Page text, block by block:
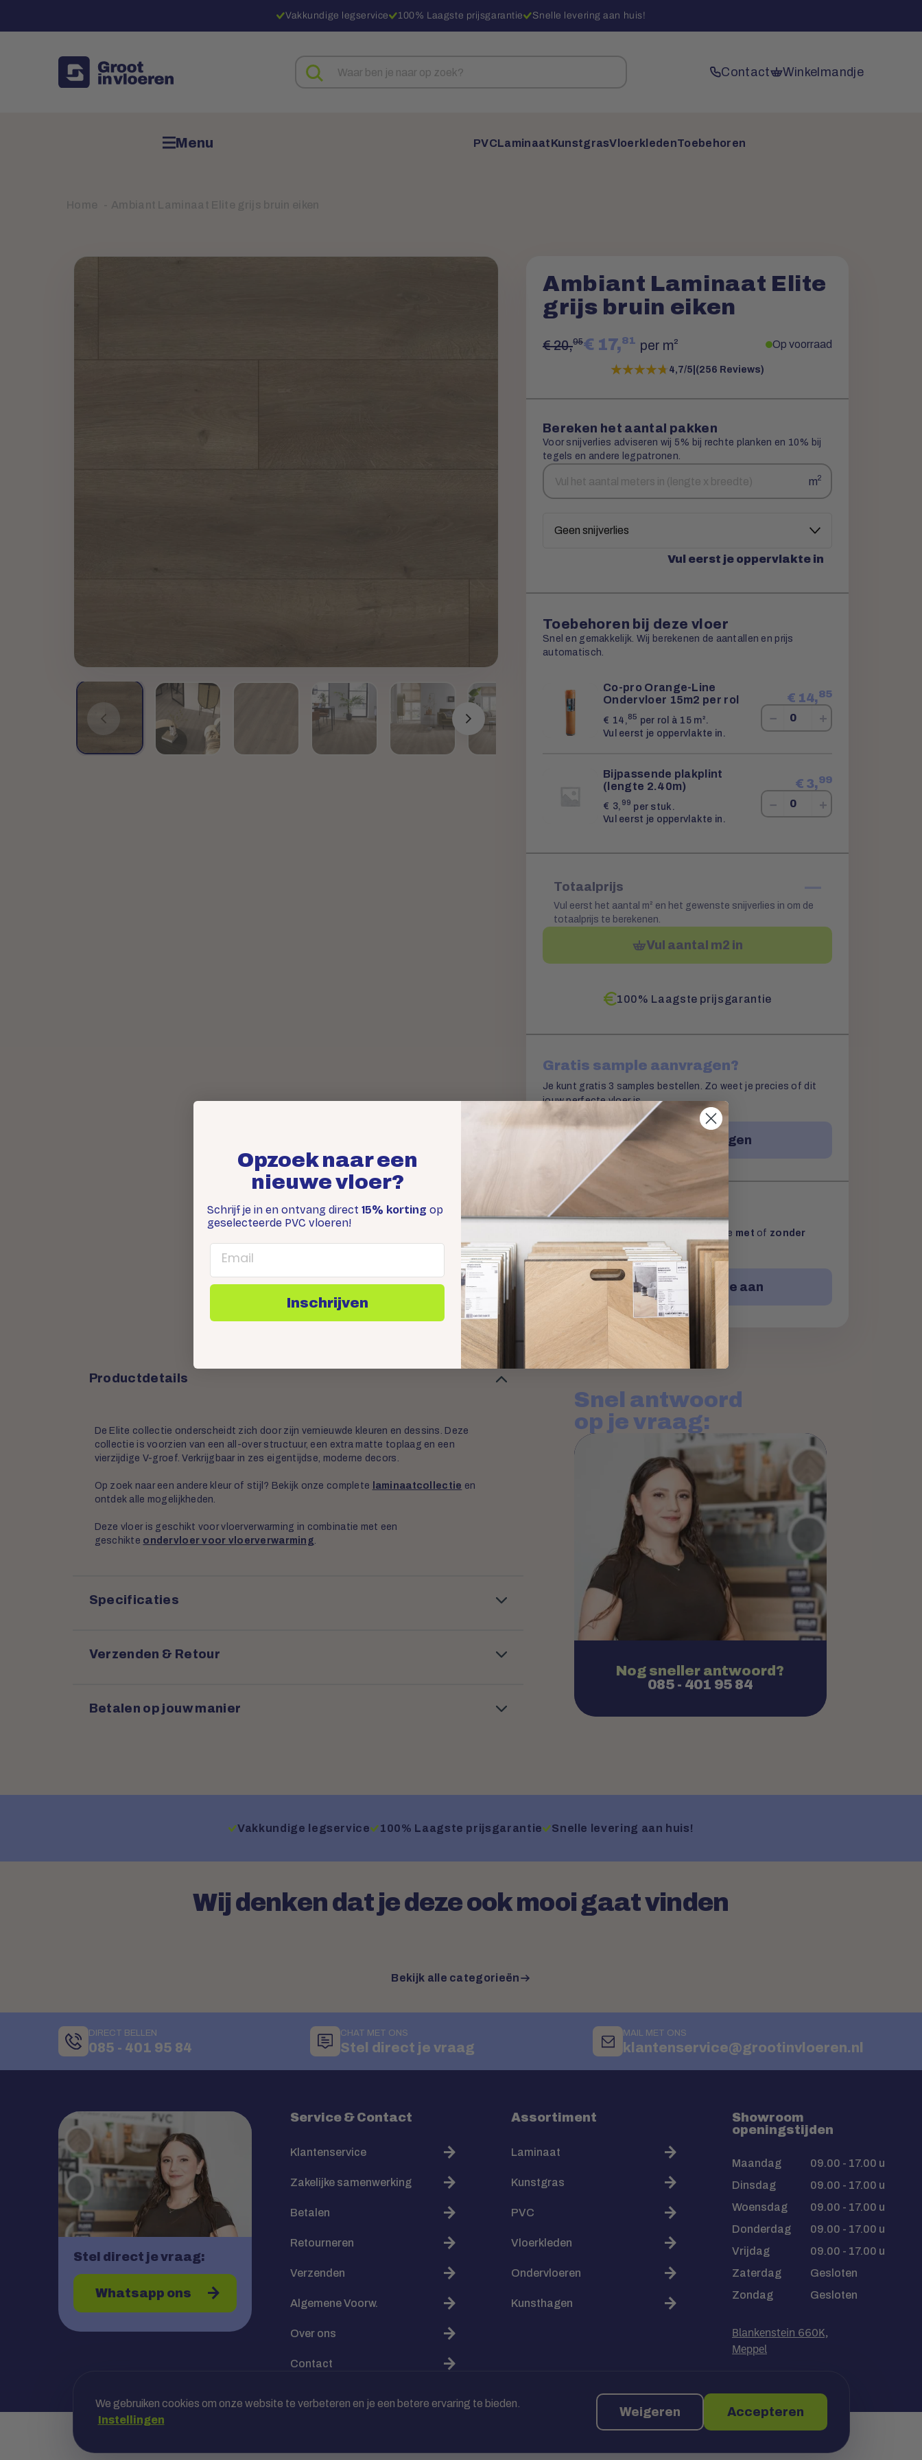
Vakkundige legservice 100% Laagste prijsgarantie Snelle levering aan huis!
Zoeken
naar
Contact Winkelmandje
Menu PVCLaminaatKunstgrasVloerkledenToebehoren
Home Ambiant Laminaat Elite grijs bruin eiken
Ambiant Laminaat Elite
grijs bruin eiken
€ 20,95€ 17,81 per m² Op voorraad
★★★★★
★★★★★ 4,7/5 (256 Reviews)
Bereken het aantal pakken
Voor snijverlies adviseren wij 5% bij rechte planken en 10% bij
tegels en andere legpatronen.
Aantal
vierkante
m2
Snijverlies
Vul eerst je oppervlakte in
Toebehoren bij deze vloer
Snel en gemakkelijk. Wij berekenen de aantallen en prijs
automatisch.
Co-pro Orange-Line
Ondervloer 15m2 per rol
€ 14, 85 per rol à 15 m².
Vul eerst je oppervlakte in.
€ 14,85
− +
Bijpassende plakplint
(lengte 2.40m)
€ 3, 99 per stuk.
Vul eerst je oppervlakte in.
€ 3,99
− +
Totaalprijs —
Vul eerst het aantal m² en het gewenste snijverlies in om de
totaalprijs te berekenen.
Vul aantal m2 in
100% Laagste prijsgarantie
Gratis sample aanvragen?
Je kunt gratis 3 samples bestellen. Zo weet je precies of dit
jouw perfecte vloer is.
Sample aanvragen
Offerte aanvragen
Binnen 1 werkdag een vrijblijvende offerte met of zonder
legservice.
Vraag een offerte aan
Productdetails
De Elite collectie onderscheidt zich door zijn vernieuwde kleuren en dessins. Deze
collectie is voorzien van een all-over structuur, een extra matte toplaag en een
vierzijdige V-groef. Verkrijgbaar in zes eigentijdse, moderne decors.
Op zoek naar een andere kleur of stijl? Bekijk onze complete laminaatcollectie en
ontdek alle mogelijkheden.
Deze vloer is geschikt voor vloerverwarming in combinatie met een
geschikte ondervloer voor vloerverwarming.
Specificaties
Verzenden & Retour
Betalen op jouw manier
Snel antwoord
op je vraag:
Nog sneller antwoord?
085 - 401 95 84
Vakkundige legservice 100% Laagste prijsgarantie Snelle levering aan huis!
Wij denken dat je deze ook mooi gaat vinden
Bekijk alle categorieën
DIRECT BELLEN
085 - 401 95 84
CHAT MET ONS
Stel direct je vraag
MAIL MET ONS
klantenservice@grootinvloeren.nl
Stel direct je vraag:
Whatsapp ons
Service & Contact
Klantenservice
Zakelijke samenwerking
Betalen
Retourneren
Verzenden
Algemene Voorw.
Over ons
Contact
Assortiment
Laminaat
Kunstgras
PVC
Vloerkleden
Ondervloeren
Kunsthagen
Showroom
openingstijden
Maandag
09.00 - 17.00 u
Dinsdag
09.00 - 17.00 u
Woensdag
09.00 - 17.00 u
Donderdag
09.00 - 17.00 u
Vrijdag
09.00 - 17.00 u
Zaterdag
Gesloten
Zondag
Gesloten
Blankenstein 660K,
Meppel
We gebruiken cookies om onze website te verbeteren en je een betere ervaring te bieden.
Instellingen
Weigeren Accepteren
Opzoek naar een
nieuwe vloer?
Schrijf je in en ontvang direct 15% korting op
geselecteerde PVC vloeren!
Email
Inschrijven